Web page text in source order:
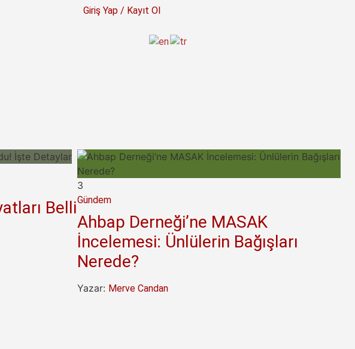
Giriş Yap / Kayıt Ol
Gündem
Ahbap Derneği’ne MASAK
İncelemesi: Ünlülerin Bağışları
Merve Candan
MSB’den
Türkiye